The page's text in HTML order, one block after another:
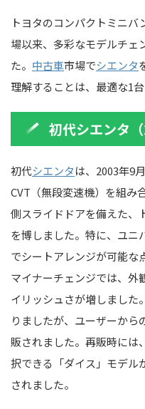
トヨタのコンパクトミニバ
場以来、多彩なモデルチェ
た。 中古車市場でシエンタ
理解することは、最適な1
初代シエンタ
初代シエンタは、2003年9
CVT（無段変速機）を組み
側スライドドアを備えた、
を博しました。特に、ユニ
でシートアレンジが可能な
マイナーチェンジでは、外
イリッシュさが増しました
りましたが、ユーザーから
販されました。再販時には
択できる「ダイス」モデル
されました。